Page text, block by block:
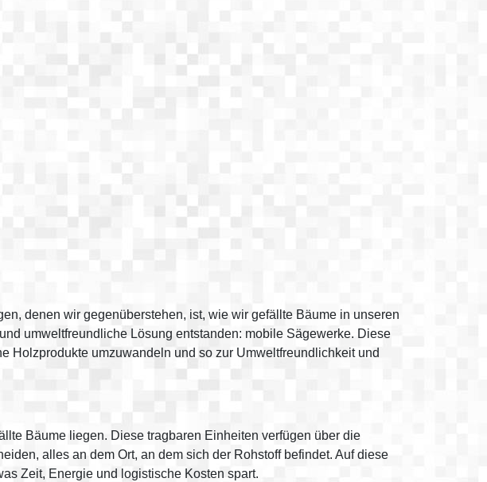
denen wir gegenüberstehen, ist, wie wir gefällte Bäume in unseren
umweltfreundliche Lösung entstanden: mobile Sägewerke. Diese
Holzprodukte umzuwandeln und so zur Umweltfreundlichkeit und
Bäume liegen. Diese tragbaren Einheiten verfügen über die
alles an dem Ort, an dem sich der Rohstoff befindet. Auf diese
Zeit, Energie und logistische Kosten spart.